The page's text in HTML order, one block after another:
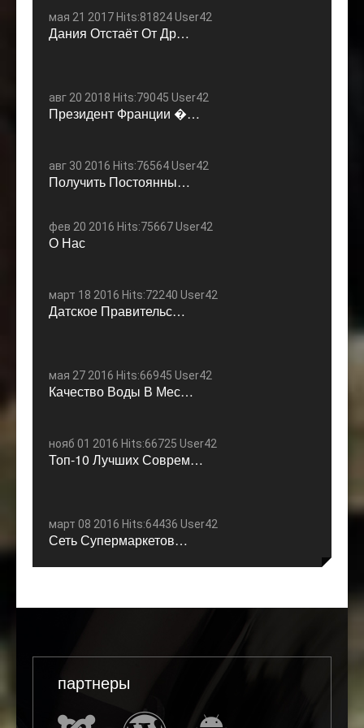
мая 21 2017 Hits:81824 User42
Дания Отстаёт От Др…
авг 20 2018 Hits:79045 User42
Президент Франции �…
авг 30 2016 Hits:76564 User42
Получить Постоянны…
фев 20 2016 Hits:75667 User42
О Нас
март 18 2016 Hits:72240 User42
Датское Правительс…
мая 27 2016 Hits:66945 User42
Качество Воды В Мес…
нояб 01 2016 Hits:66725 User42
Топ-10 Лучших Соврем…
март 08 2016 Hits:64436 User42
Сеть Супермаркетов…
партнеры